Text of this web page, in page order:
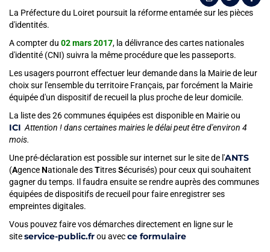
La Préfecture du Loiret poursuit la réforme entamée sur les pièces
d'identités.
A compter du 02 mars 2017, la délivrance des cartes nationales
d'identité (CNI) suivra la même procédure que les passeports.
Les usagers pourront effectuer leur demande dans la Mairie de leur
choix sur l'ensemble du territoire Français, par forcément la Mairie
équipée d'un dispositif de recueil la plus proche de leur domicile.
La liste des 26 communes équipées est disponible en Mairie ou
ICI Attention ! dans certaines mairies le délai peut être d'environ 4
mois.
Une pré-déclaration est possible sur internet sur le site de l'ANTS
(AgenceNationale desTitresSécurisés) pour ceux qui souhaitent
gagner du temps. Il faudra ensuite se rendre auprès des communes
équipées de dispositifs de recueil pour faire enregistrer ses
empreintes digitales.
Vous pouvez faire vos démarches directement en ligne sur le
siteservice-public.frou avecce formulaire